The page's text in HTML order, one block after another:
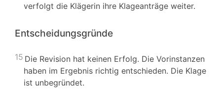
verfolgt die Klägerin ihre Klageanträge weiter.
Entscheidungsgründe
15 Die Revision hat keinen Erfolg. Die Vorinstanzen
haben im Ergebnis richtig entschieden. Die Klage
ist unbegründet.